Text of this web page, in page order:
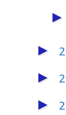
►
►
►
►